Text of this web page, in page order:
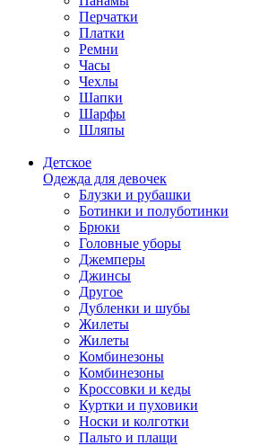
Перчатки
Платки
Ремни
Часы
Чехлы
Шапки
Шарфы
Шляпы
Детское
Одежда для девочек
Блузки и рубашки
Ботинки и полуботинки
Брюки
Головные уборы
Джемперы
Джинсы
Другое
Дубленки и шубы
Жилеты
Жилеты
Комбинезоны
Комбинезоны
Кроссовки и кеды
Куртки и пуховики
Носки и колготки
Пальто и плащи